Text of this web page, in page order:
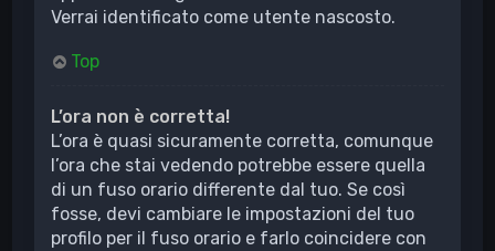
Verrai identificato come utente nascosto.
Top
L’ora non è corretta!
L’ora è quasi sicuramente corretta, comunque
l’ora che stai vedendo potrebbe essere quella
di un fuso orario differente dal tuo. Se così
fosse, devi cambiare le impostazioni del tuo
profilo per il fuso orario e farlo coincidere con